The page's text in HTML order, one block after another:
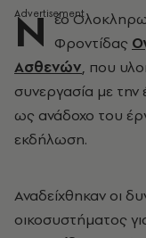
Ν έο
Φροντίδας
Ασθενών, που
συνεργασία με
ως ανάδοχο του
εκδήλωση.
Αναδείχθηκαν οι
οικοσυστήματος